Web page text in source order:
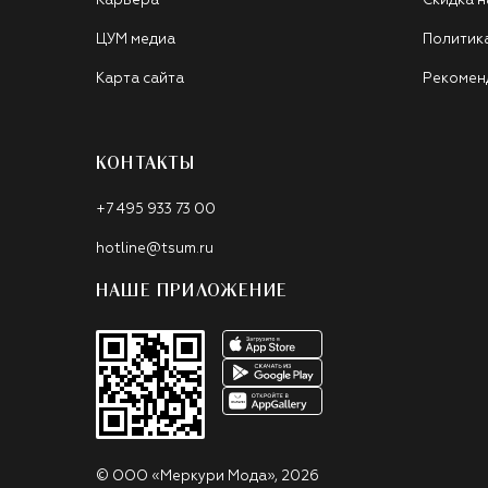
ЦУМ медиа
Карта сайта
КОНТАКТЫ
+7 495 933 73 00
hotline@tsum.ru
НАШЕ ПРИЛОЖЕНИЕ
© ООО «Меркури Мода», 2026